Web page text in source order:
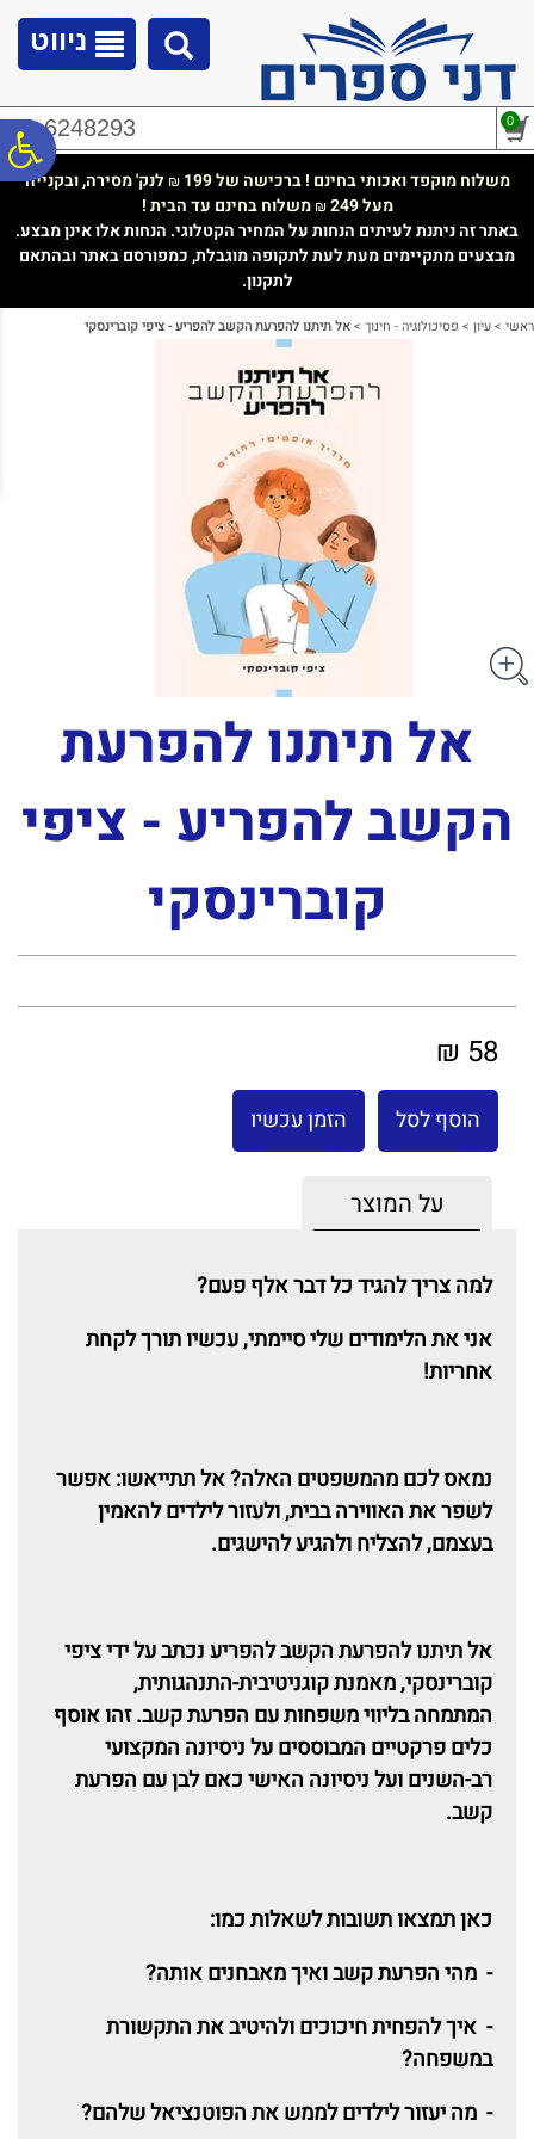
נגישות
ניווט
02-6248293 0
משלוח מוקפד ואכותי בחינם ! ברכישה של 199 ₪ לנק' מסירה, ובקנייה
מעל 249
₪משלוח בחינם עד הבית !
באתר זה ניתנת לעיתים הנחות על המחיר הקטלוגי. הנחות אלו אינן מבצע.
מבצעים מתקיימים מעת לעת לתקופה מוגבלת, כמפורסם באתר ובהתאם
לתקנון.
ראשי >עיון > פסיכולוגיה - חינוך >אל תיתנו להפרעת הקשב להפריע - ציפי קוברינסקי
אל תיתנו להפרעת
הקשב להפריע - ציפי
קוברינסקי
58 ₪
הוסף לסל הזמן עכשיו
על המוצר
למה צריך להגיד כל דבר אלף פעם?
אני את הלימודים שלי סיימתי, עכשיו תורך לקחת
אחריות!
נמאס לכם מהמשפטים האלה? אל תתייאשו: אפשר
לשפר את האווירה בבית, ולעזור לילדים להאמין
בעצמם, להצליח ולהגיע להישגים.
אל תיתנו להפרעת הקשב להפריע נכתב על ידי ציפי
קוברינסקי, מאמנת קוגניטיבית-התנהגותית,
המתמחהבליווי משפחות עם הפרעת קשב. זהואוסף
כלים פרקטיים המבוססים על ניסיונה המקצועי
רב-השנים ועל ניסיונה האישי כאם לבן עם הפרעת
קשב.
כאן תמצאו תשובות לשאלות כמו:
- מהי הפרעת קשב ואיך מאבחנים אותה?
- איך להפחית חיכוכים ולהיטיב את התקשורת
במשפחה?
- מה יעזור לילדים לממש את הפוטנציאל שלהם?